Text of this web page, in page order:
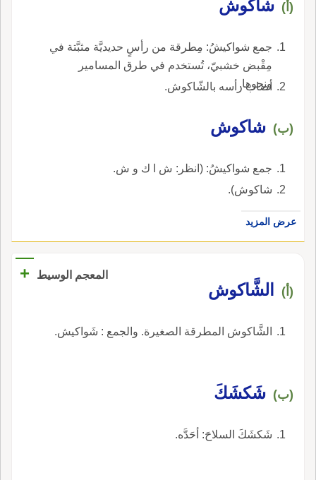
(أ) شاكوش
جمع شواكيشُ: مِطرقة من رأسٍ حديديَّة مثبَّتة في
مِقْبض خشبيّ، تُستخدم في طرق المسامير
ونحوها.
أصاب رأسه بالشّاكوش.
(ب) شاكوش
جمع شواكيشُ: (انظر: ش ا ك و ش.
شاكوش).
عرض المزيد
المعجم الوسيط +
(أ) الشَّاكوش
الشَّاكوش المطرقة الصغيرة. والجمع : شَواكيش.
(ب) شَكشَكَ
شَكشَكَ السلاحَ: أحَدَّه.